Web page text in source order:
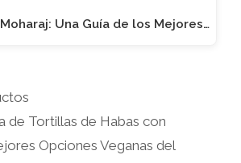
Una Guía de los Mejores…
de Tortillas de Habas con
Opciones Veganas del